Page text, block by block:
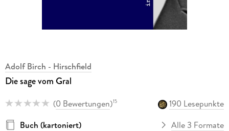
Adolf Birch - Hirschfield
Die sage vom Gral
(0 Bewertungen)15
190 Lesepunkte
Buch (kartoniert)
Alle 3 Formate